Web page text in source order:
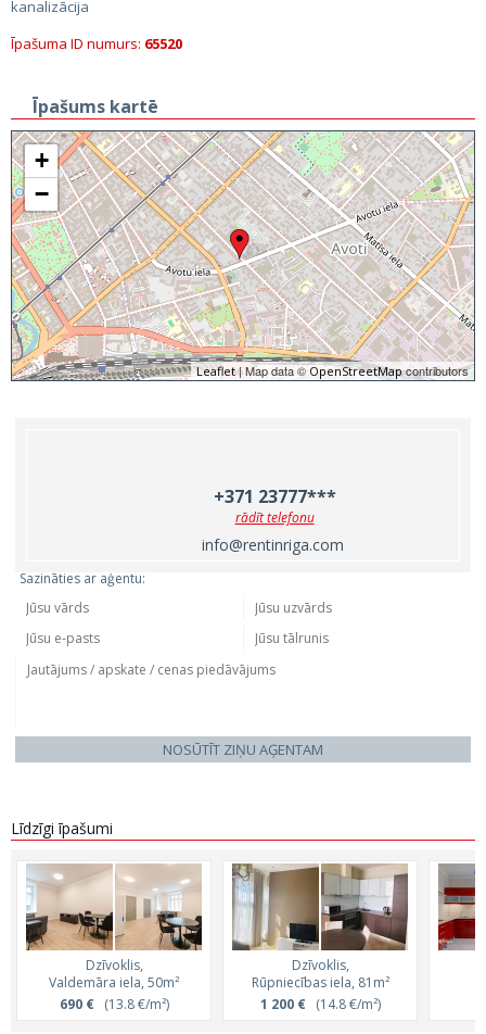
kanalizācija
Īpašuma ID numurs: 65520
Īpašums kartē
+
−
Leaflet| Map data ©OpenStreetMapcontributors
+371 23777***
rādīt telefonu
info@rentinriga.com
Sazināties ar aģentu:
NOSŪTĪT ZIŅU AĢENTAM
Līdzīgi īpašumi
Dzīvoklis,
Valdemāra iela, 50m²
690 €(13.8 €/m²)
Dzīvoklis,
Rūpniecības iela, 81m²
1 200 €(14.8 €/m²)